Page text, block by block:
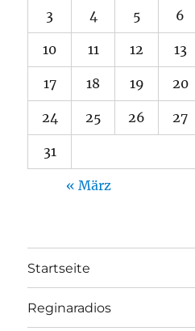
3 4 5 6
10 11 12 13
17 18 19 20
24 25 26 27
31
« März
Startseite
Reginaradios